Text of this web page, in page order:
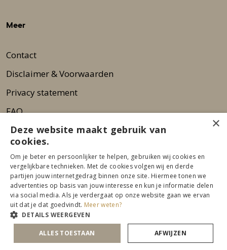
Meer
Contact
Disclaimer & Voorwaarden
Privacy statement
FAQ
Wie zijn wij?
Nieuwsbrief
Pers
© 2026 Beurs Eigen Huis
×
Deze website maakt gebruik van
cookies.
Om je beter en persoonlijker te helpen, gebruiken wij cookies en
vergelijkbare technieken. Met de cookies volgen wij en derde
partijen jouw internetgedrag binnen onze site. Hiermee tonen we
advertenties op basis van jouw interesse en kun je informatie delen
via social media. Als je verdergaat op onze website gaan we ervan
uit dat je dat goedvindt. Meer weten?
DETAILS WEERGEVEN
ALLES TOESTAAN AFWIJZEN